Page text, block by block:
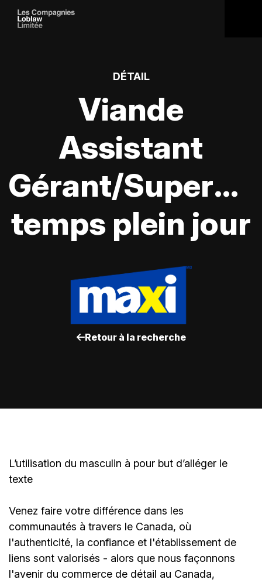
DÉTAIL
Viande
Assistant
Gérant/
temps plein jour
Retour à la recherche
L’utilisation du masculin à pour but d’alléger le
texte
Venez faire votre différence dans les
communautés à travers le Canada, où
l'authenticité, la confiance et l'établissement de
liens sont valorisés - alors que nous façonnons
l'avenir du commerce de détail au Canada,